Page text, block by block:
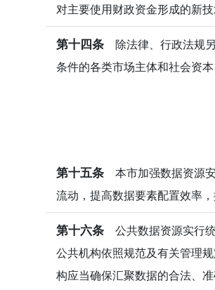
对主要使用财政资金形成的新
第十四条 除法律、行政法规
条件的各类市场主体和社会资
第十五条 本市加强数据资源
流动，提高数据要素配置效率
第十六条 公共数据资源实行
公共机构依照规范及有关管理
构应当确保汇聚数据的合法、